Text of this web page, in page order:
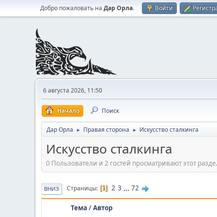
Добро пожаловать на Дар Орла. Войти
6 августа 2026, 11:50
Начало Поиск
Дар Орла ► Правая сторона ► Искусство сталкинга
Искусство сталкинга
0 Пользователи и 2 гостей просматривают этот
ВНИЗ Страницы 1 2 3 ... 72
Тема /Автор